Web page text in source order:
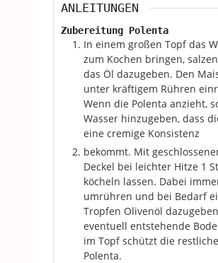
ANLEITUNGEN
Zubereitung Polenta
In einem großen Topf das
zum Kochen bringen,
das Öl dazugeben. Den
unter kräftigem Rühren
Wenn die Polenta anzieht,
Wasser hinzugeben, dass
eine cremige Konsistenz
bekommt. Mit
Deckel bei leichter Hitze 1
köcheln lassen. Dabei
umrühren und bei Bedarf
Tropfen Olivenöl
eventuell entstehende
im Topf schützt die restliche
Polenta.